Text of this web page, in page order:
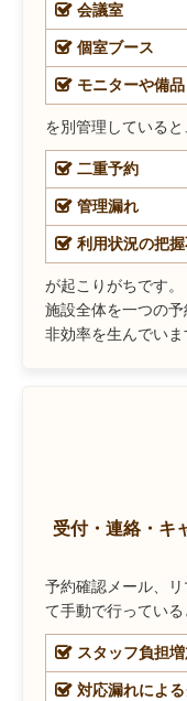
会議室
個室ブース
モニターや備
を別管理していると
二重予約
管理漏れ
利用状況の把
が起こりがちです。
施設全体を一つの
非効率を生んでいま
受付・連絡・キ
予約確認メール、
て手動で行っている
スタッフ負担
対応漏れによ